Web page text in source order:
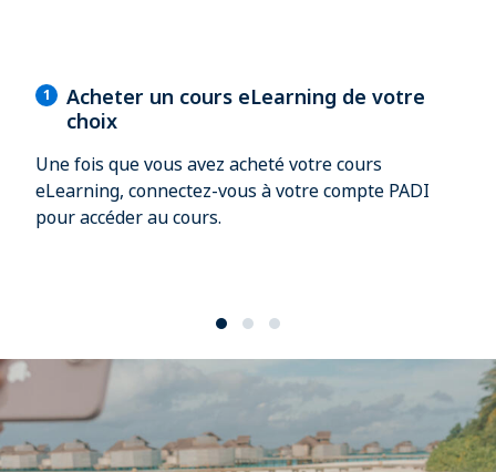
1
Acheter un cours eLearning de votre
choix
Une fois que vous avez acheté votre cours
eLearning, connectez-vous à votre compte PADI
pour accéder au cours.